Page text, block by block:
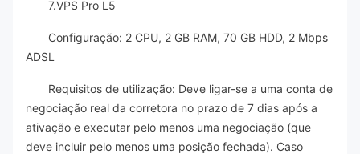
7.VPS Pro L5
Configuração: 2 CPU, 2 GB RAM, 70 GB HDD, 2 Mbps
ADSL
Requisitos de utilização: Deve ligar-se a uma conta de
negociação real da corretora no prazo de 7 dias após a
ativação e executar pelo menos uma negociação (que
deve incluir pelo menos uma posição fechada). Caso